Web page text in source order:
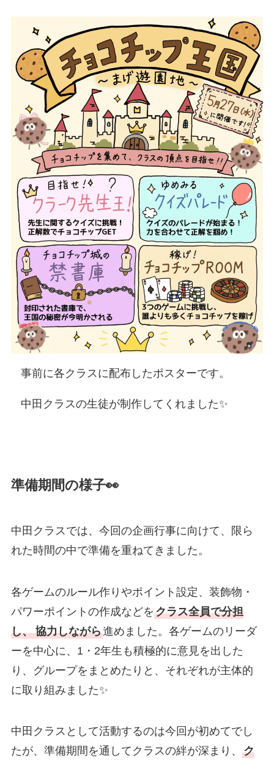
事前に各クラスに配布したポスターです。
中田クラスの生徒が制作してくれました✨
準備期間の様子👀
中田クラスでは、今回の企画行事に向けて、限ら
れた時間の中で準備を重ねてきました。
各ゲームのルール作りやポイント設定、装飾物・
パワーポイントの作成などをクラス全員で分担
し、 協力しながら進めました。各ゲームのリーダ
ーを中心に、1・2年生も積極的に意見を出した
り、グループをまとめたりと、それぞれが主体的
に取り組みました✨
中田クラスとして活動するのは今回が初めてでし
たが、準備期間を通してクラスの絆が深まり、 ク